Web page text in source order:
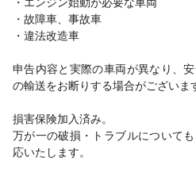
・故障車、事故車
・違法改造車
申告内容と実際の車両が異なり、
の輸送をお断りする場合がございま
損害保険加入済み。
万が一の破損・トラブルについて
応いたします。